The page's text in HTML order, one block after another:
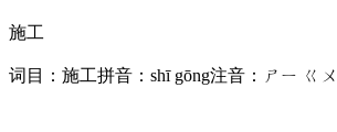
施工
词目：施工拼音：shī gōng注音：ㄕㄧ ㄍ